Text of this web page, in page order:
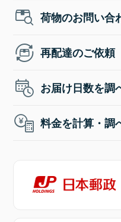
荷物のお問い合
再配達のご依頼
お届け日数を調
料金を計算・調